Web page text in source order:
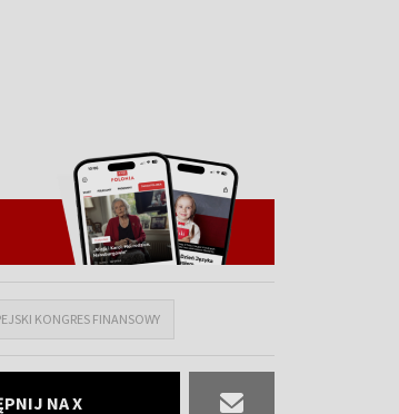
KONGRES FINANSOWY
NA X